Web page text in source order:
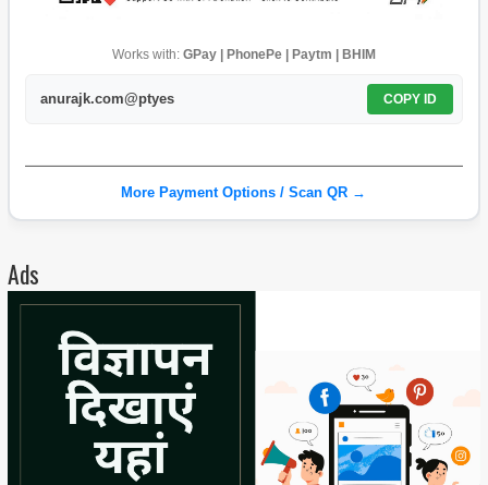
Works with: GPay | PhonePe | Paytm | BHIM
anurajk.com@ptyes COPY ID
More Payment Options / Scan QR →
Ads